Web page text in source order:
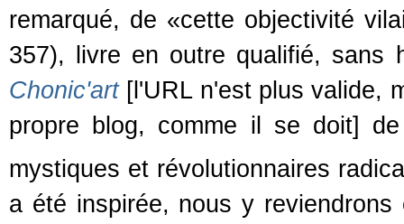
remarqué, de «cette objectivité
357), livre en outre qualifié, sans
Chonic'art[l'URL n'est plus valide,
propre blog, comme il se doit]
mystiques et révolutionnaires
a été inspirée, nous y